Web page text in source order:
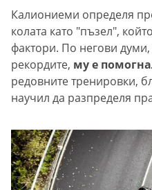
Калиониеми определя
колата като "пъзел",
фактори. По негови
рекордите, му е
редовните тренировки,
научил да разпределя